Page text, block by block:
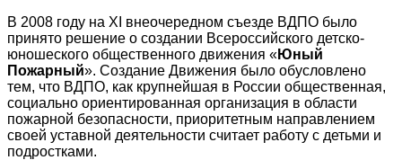
В 2008 году на XI внеочередном съезде ВДПО было
принято решение о создании Всероссийского детско-
юношеского общественного движения «Юный
Пожарный». Создание Движения было обусловлено
тем, что ВДПО, как крупнейшая в России общественная,
социально ориентированная организация в области
пожарной безопасности, приоритетным направлением
своей уставной деятельности считает работу с детьми и
подростками.